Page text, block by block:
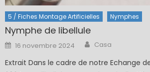
5 / Fiches Montage Artificielles Nymphes
Nymphe de libellule
Posted
on
16 novembre 2024 Author
Casa
Extrait Dans le cadre de notre Echange